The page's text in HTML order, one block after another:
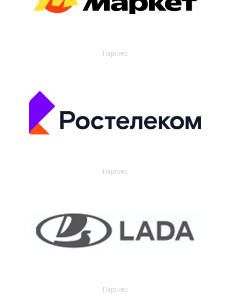
Партнер
Партнер
Партнер